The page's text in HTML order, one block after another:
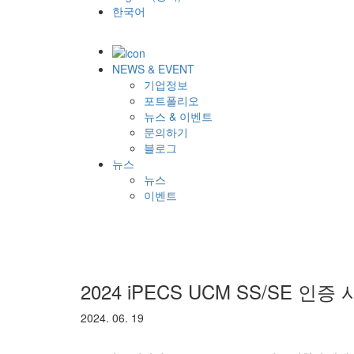
한국어
NEWS & EVENT
기업정보
포트폴리오
뉴스 & 이벤트
문의하기
블로그
뉴스
뉴스
이벤트
2024 iPECS UCM SS/SE 인증
2024. 06. 19